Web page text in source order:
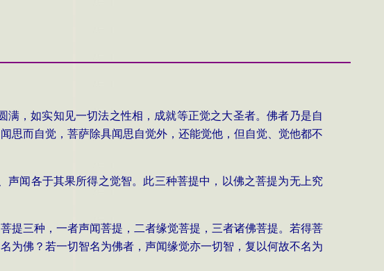
，如实知见一切法之性相，成就等正觉之大圣者。佛者乃是自
思而自觉，菩萨除具闻思自觉外，还能觉他，但自觉、觉他都不
声闻各于其果所得之觉智。此三种菩提中，以佛之菩提为无上究
提三种，一者声闻菩提，二者缘觉菩提，三者诸佛菩提。若得菩
为佛？若一切智名为佛者，声闻缘觉亦一切智，复以何故不名为